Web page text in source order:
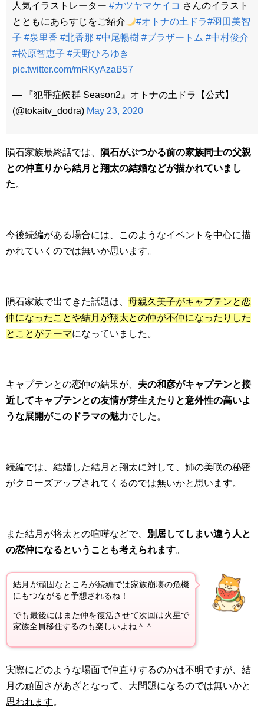
人気イラストレーター #カツヤマケイコ さんのイラスト
とともにあらすじをご紹介
#オトナの土ドラ#羽田美智
子 #泉里香 #北香那 #中尾暢樹 #ブラザートム #中村俊介
#松原智恵子 #天野ひろゆき
pic.twitter.com/mRKyAzaB57
— 『犯罪症候群 Season2』オトナの土ドラ【公式】
(@tokaitv_dodra) May 23, 2020
隕石家族最終話では、
隕石がぶつかる前の家族同士の父親
との仲直りから結月と翔太の結婚などが描かれていまし
た。
今後続編がある場合には、
このようなイベントを中心に描
かれていくのでは無いか思います。
隕石家族で出てきた話題は、 母親久美子がキャプテンと恋
仲になったことや結月が翔太との仲が不仲になったりした
とことがテーマになっていました。
キャプテンとの恋仲の結果が、 夫の和彦がキャプテンと接
近してキャプテンとの友情が芽生えたりと意外性の高いよ
うな展開がこのドラマの魅力でした。
続編では、結婚した結月と翔太に対して、 姉の美咲の秘密
がクローズアップされてくるのでは無いかと思います。
また結月が将太との喧嘩などで、
別居してしまい違う人と
の恋仲になるということも考えられます。
結月が頑固なところが続編では家族崩壊の危機
にもつながると予想されるね！
でも最後にはまた仲を復活させて次回は火星で
家族全員移住するのも楽しいよね＾＾
実際にどのような場面で仲直りするのかは不明ですが、 結
月の頑固さがあざとなって、大問題になるのでは無いかと
思われます。